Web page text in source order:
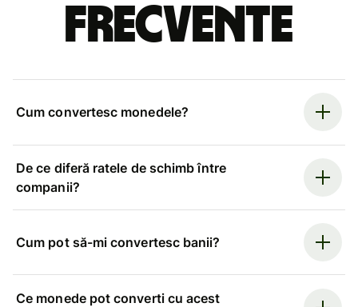
frecvente
Cum convertesc monedele?
De ce diferă ratele de schimb între
companii?
Cum pot să-mi convertesc banii?
Ce monede pot converti cu acest